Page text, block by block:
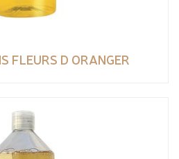
FLEURS D ORANGER